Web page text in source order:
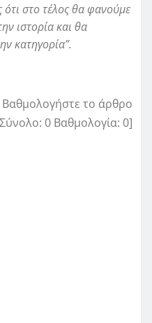
ότι στο τέλος θα φανούμε
ιστορία και θα
κατηγορία”.
Βαθμολογήστε το άρθρο
0 Βαθμολογία: 0]